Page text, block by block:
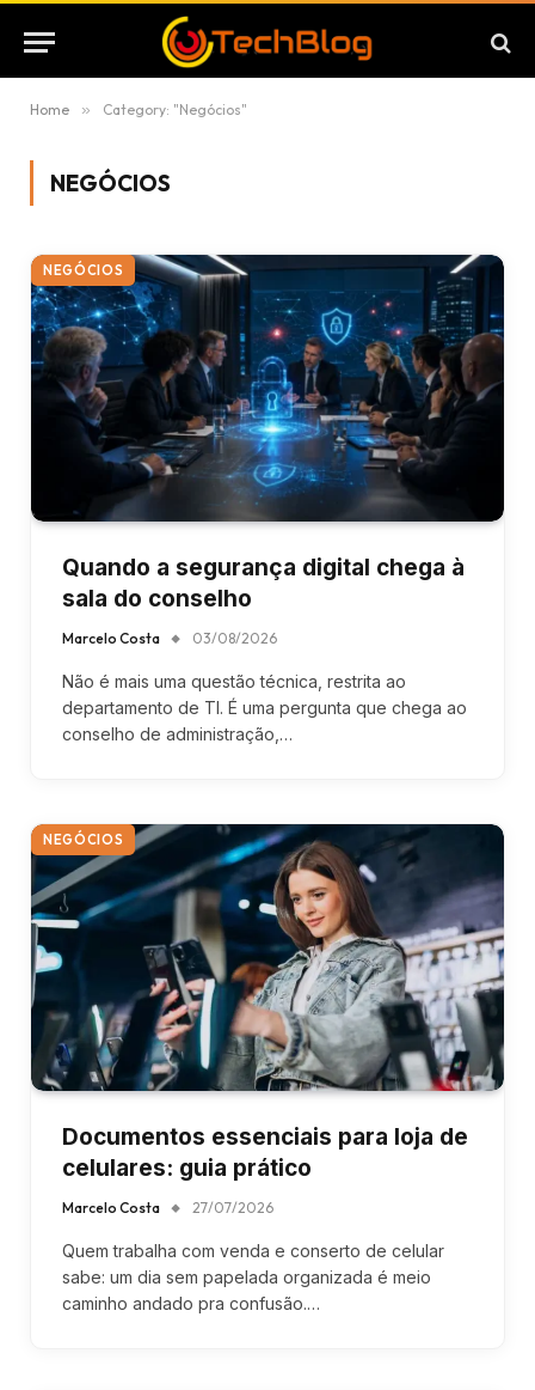
Home » Category: "Negócios"
NEGÓCIOS
NEGÓCIOS
Quando a segurança digital chega à
sala do conselho
Marcelo Costa 03/08/2026
Não é mais uma questão técnica, restrita ao
departamento de TI. É uma pergunta que chega ao
conselho de administração,…
NEGÓCIOS
Documentos essenciais para loja de
celulares: guia prático
Marcelo Costa 27/07/2026
Quem trabalha com venda e conserto de celular
sabe: um dia sem papelada organizada é meio
caminho andado pra confusão.…